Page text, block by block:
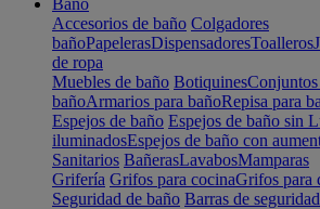
Baño
Accesorios de baño Colgadores
bañoPapelerasDispensadoresToalleros
de ropa
Muebles de baño BotiquinesConjuntos
bañoArmarios para bañoRepisa para
Espejos de baño Espejos de baño sin
iluminadosEspejos de baño con
Sanitarios BañerasLavabosMamparas
Grifería Grifos para cocinaGrifos para
Seguridad de baño Barras de